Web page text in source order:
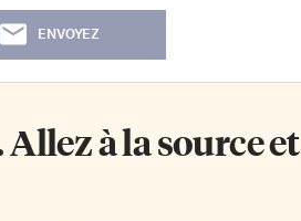
ENVOYEZ
à la source et